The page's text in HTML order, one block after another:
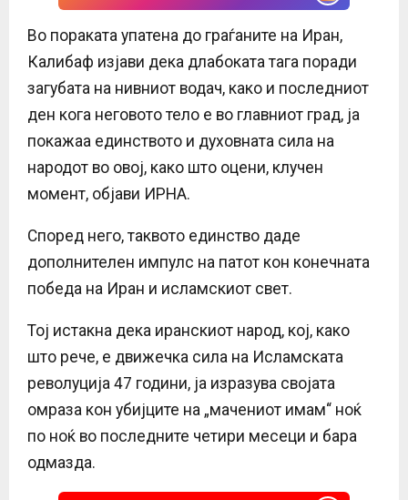
Во пораката упатена до граѓаните на Иран,
Калибаф изјави дека длабоката тага поради
загубата на нивниот водач, како и последниот
ден кога неговото тело е во главниот град, ја
покажаа единството и духовната сила на
народот во овој, како што оцени, клучен
момент, објави ИРНА.
Според него, таквото единство даде
дополнителен импулс на патот кон конечната
победа на Иран и исламскиот свет.
Тој истакна дека иранскиот народ, кој, како
што рече, е движечка сила на Исламската
револуција 47 години, ја изразува својата
омраза кон убијците на „мачениот имам“ ноќ
по ноќ во последните четири месеци и бара
одмазда.